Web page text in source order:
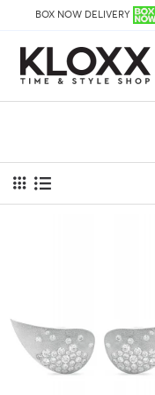
BOX NOW DELIVERY